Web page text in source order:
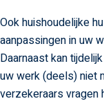
Ook huishoudelijke
aanpassingen in uw
Daarnaast kan
uw werk (deels) niet
verzekeraars vragen